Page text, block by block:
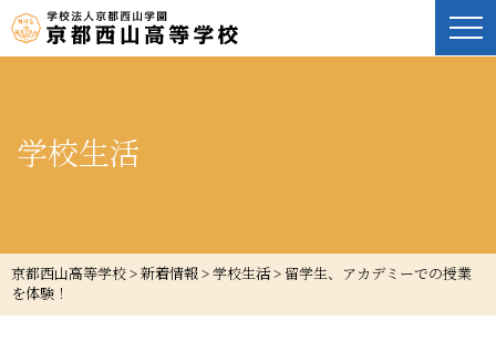
学校生活
京都西山高等学校 > 新着情報 > 学校生活> 留学生、アカデミーでの授業
を体験！